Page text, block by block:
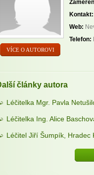
VÍCE O AUTOROVI
Kontakt:
Web:
Telefon:
články autora
Léčitelka Mgr. Pavla
Léčitelka Ing. Alice
Léčitel Jiří Šumpík, Hradec